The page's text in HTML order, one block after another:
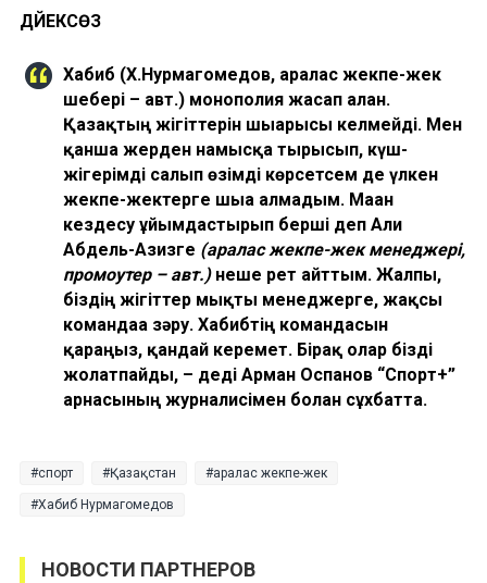
ДӘЙЕКСӨЗ
Хабиб (Х.Нурмагомедов, аралас жекпе-жек
шебері – авт.) монополия жасап алған.
Қазақтың жігіттерін шығарғысы келмейді. Мен
қанша жерден намысқа тырысып, күш-
жігерімді салып өзімді көрсетсем де үлкен
жекпе-жектерге шыға алмадым. Маған
кездесу ұйымдастырып берші деп Али
Абдель-Азизге (аралас жекпе-жек менеджері,
промоутер–авт.)неше рет айттым. Жалпы,
біздің жігіттер мықты менеджерге, жақсы
командаға зәру. Хабибтің командасын
қараңыз, қандай керемет. Бірақ олар бізді
жолатпайды, – деді Арман Оспанов “Спорт+”
арнасының журналисімен болған сұхбатта.
спорт Қазақстан аралас жекпе-жек
Хабиб Нурмагомедов
НОВОСТИ ПАРТНЕРОВ